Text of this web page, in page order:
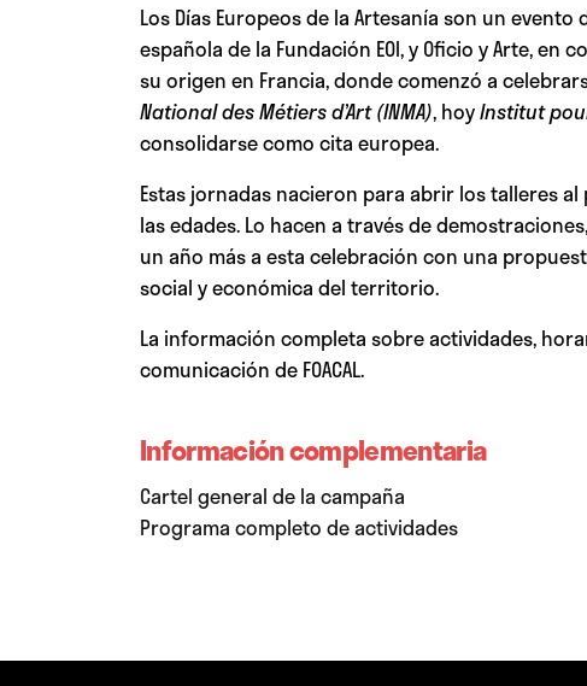
Los Días Europeos de la Artesanía son un
española de la Fundación EOI, y Oficio y Arte,
su origen en Francia, donde comenzó a
National des Métiers d’Art (INMA), hoyInstitut
consolidarse como cita europea.
Estas jornadas nacieron para abrir los talleres
las edades. Lo hacen a través de
un año más a esta celebración con una
social y económica del territorio.
La información completa sobre actividades,
comunicación de FOACAL.
Información complementaria
Cartel general de la campaña
Programa completo de actividades